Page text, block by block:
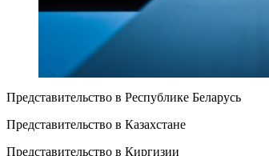
Представительство в Республике Беларусь
Представительство в Казахстане
Представительство в Киргизии